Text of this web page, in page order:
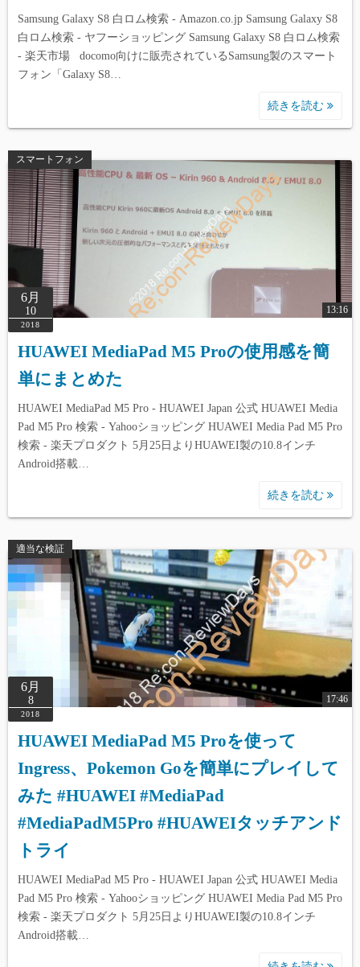
Samsung Galaxy S8 白ロム検索 - Amazon.co.jp Samsung Galaxy S8
白ロム検索 - ヤフーショッピング Samsung Galaxy S8 白ロム検索
- 楽天市場 docomo向けに販売されているSamsung製のスマート
フォン「Galaxy S8…
続きを読む
スマートフォン
6月
10
2018
13:16
HUAWEI MediaPad M5 Proの使用感を簡
単にまとめた
HUAWEI MediaPad M5 Pro - HUAWEI Japan 公式 HUAWEI Media
Pad M5 Pro 検索 - Yahooショッピング HUAWEI Media Pad M5 Pro
検索 - 楽天プロダクト 5月25日よりHUAWEI製の10.8インチ
Android搭載…
続きを読む
適当な検証
6月
8
2018
17:46
HUAWEI MediaPad M5 Proを使って
Ingress、Pokemon Goを簡単にプレイして
みた #HUAWEI #MediaPad
#MediaPadM5Pro #HUAWEIタッチアンド
トライ
HUAWEI MediaPad M5 Pro - HUAWEI Japan 公式 HUAWEI Media
Pad M5 Pro 検索 - Yahooショッピング HUAWEI Media Pad M5 Pro
検索 - 楽天プロダクト 5月25日よりHUAWEI製の10.8インチ
Android搭載…